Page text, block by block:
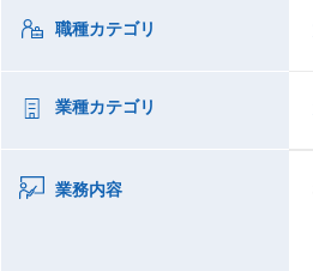
職種カテゴリ
業種カテゴリ
業務内容